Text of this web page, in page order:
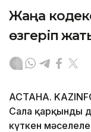
Жаңа
өзгеріп
АСТАНА.
Сала қарқынды
күткен